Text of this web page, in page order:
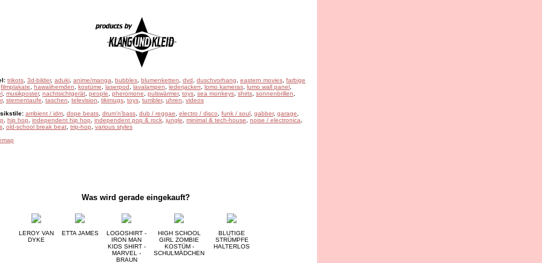
trikots 3d-bilder, aduki anime/manga bubbles blumenketten dvd duschvorhang eastern movies farbige
filmplakate hawaiihemden kostüme laserpod lavalampen lederjacken lomo kameras lumo wall panel
musikposter, nachtsichtgerät people pheromone pulswärmer, toys sea monkeys shirts sonnenbrillen
, sternentaufe taschen television tikimugs toys tumbler, uhren
videos
ambient / idm dope beats drum'n'bass dub / reggae electro / disco funk / soul gabber, garage
hip hop independent hip hop independent pop & rock jungle minimal & tech-house noise / electronica
old-school break beat trip-hop
various styles
Was wird gerade eingekauft?
LEROY VAN
DYKE
ETTA JAMES
LOGOSHIRT -
IRON MAN
KIDS SHIRT -
MARVEL -
BRAUN
HIGH SCHOOL
GIRL ZOMBIE
KOSTÜM -
SCHULMÄDCHEN
BLUTIGE
STRÜMPFE
HALTERLOS